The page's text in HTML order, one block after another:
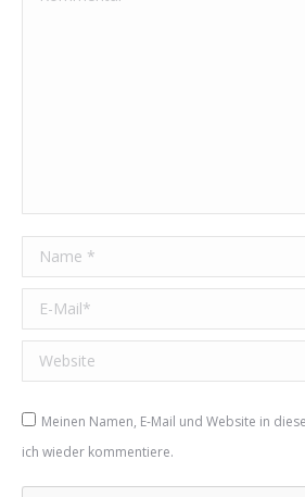
Name *
E-Mail *
Website
Meinen Namen, E-Mail und Website in
ich wieder kommentiere.